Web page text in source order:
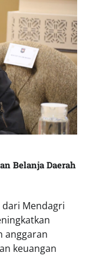
Belanja Daerah
Mendagri
anggaran
keuangan